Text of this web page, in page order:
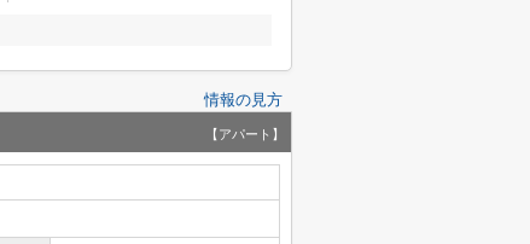
情報の見方
【アパート】